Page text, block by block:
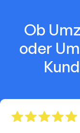
Ob
oder